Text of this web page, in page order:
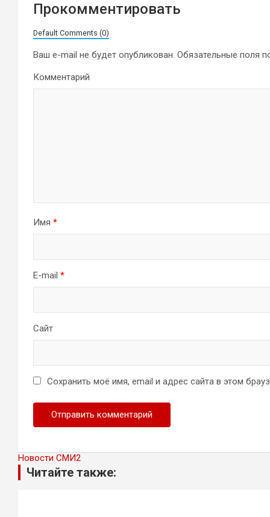
Прокомментировать
Default Comments (0)
Ваш e-mail не будет опубликован. Обязательные поля
Комментарий
Имя *
E-mail *
Сайт
Сохранить моё имя, email и адрес сайта в этом
Новости СМИ2
Читайте также: